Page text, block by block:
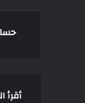
أقرأ